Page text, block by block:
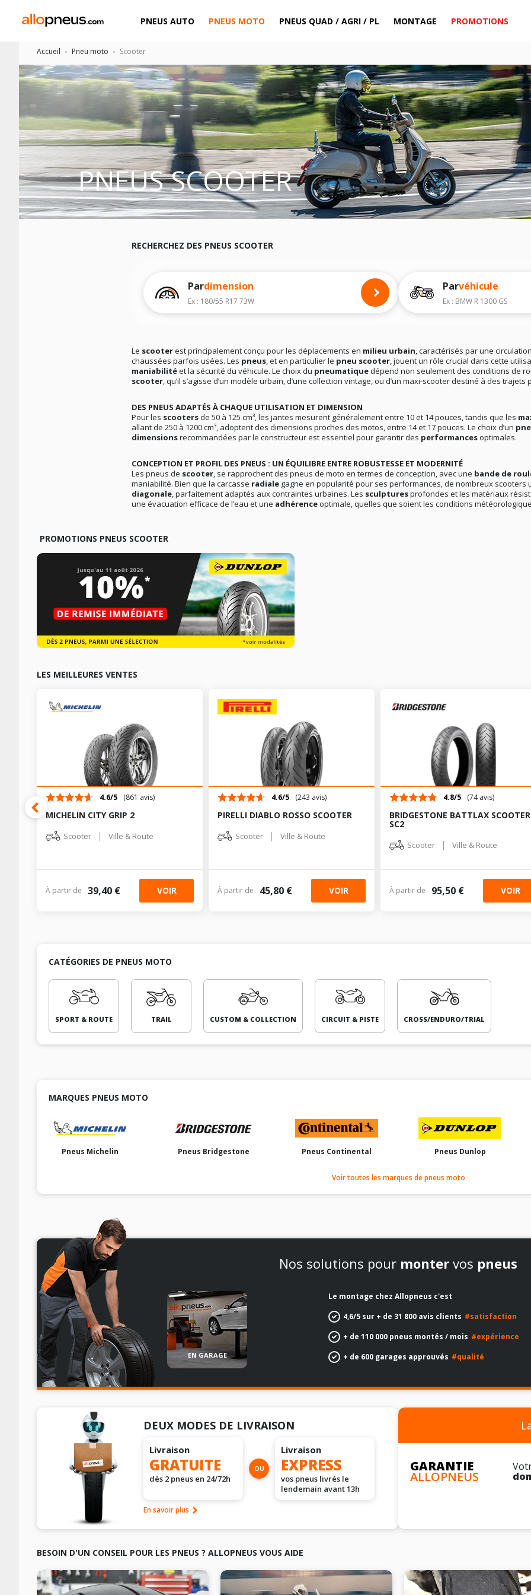
PNEUS AUTO PNEUS MOTO PNEUS QUAD / AGRI / PL MONTAGE PROMOTIONS
Accueil Pneu moto Scooter
PNEUS SCOOTER
RECHERCHEZ DES PNEUS SCOOTER
Pardimension
Ex : 180/55 R17 73W
Parvéhicule
Ex : BMW R 1300 GS
Le scooterest principalement conçu pour les déplacements en milieu urbain, caractérisés par une
chaussées parfois usées. Les pneus, et en particulier le pneu scooter, jouent un rôle crucial dans cette
maniabilitéet la sécurité du véhicule. Le choix du pneumatiquedépend non seulement des conditions de
scooter, qu’il s’agisse d’un modèle urbain, d’une collection vintage, ou d’un maxi-scooter destiné à des trajets
DES PNEUS ADAPTÉS À CHAQUE UTILISATION ET DIMENSION
Pour les scootersde 50 à 125 cm³, les jantes mesurent généralement entre 10 et 14 pouces, tandis que les
allant de 250 à 1200 cm³, adoptent des dimensions proches des motos, entre 14 et 17 pouces. Le choix d’un
dimensionsrecommandées par le constructeur est essentiel pour garantir des performancesoptimales.
CONCEPTION ET PROFIL DES PNEUS : UN ÉQUILIBRE ENTRE ROBUSTESSE ET MODERNITÉ
Les pneus de scooter, se rapprochent des pneus de moto en termes de conception, avec une bande de
maniabilité. Bien que la carcasse radiale gagne en popularité pour ses performances, de nombreux scooters
diagonale, parfaitement adaptés aux contraintes urbaines. Les sculpturesprofondes et les matériaux
une évacuation efficace de l’eau et une adhérenceoptimale, quelles que soient les conditions
PROMOTIONS PNEUS SCOOTER
LES MEILLEURES VENTES
4.6/5 (861 avis)
MICHELIN CITY GRIP 2
Scooter | Ville & Route
À partir de 39,40 € VOIR
4.6/5 (243 avis)
PIRELLI DIABLO ROSSO SCOOTER
Scooter | Ville & Route
À partir de 45,80 € VOIR
4.8/5 (74 avis)
BRIDGESTONE BATTLAX SCOOTER
SC2
Scooter | Ville & Route
À partir de 95,50 € VOIR
CATÉGORIES DE PNEUS MOTO
SPORT & ROUTE TRAIL CUSTOM & COLLECTION CIRCUIT & PISTE CROSS/ENDURO/TRIAL
MARQUES PNEUS MOTO
Pneus Michelin Pneus Bridgestone Pneus Continental Pneus Dunlop
Voir toutes les marques de pneus moto
Nos solutions pour monter vos pneus
EN GARAGE
Le montage chez Allopneus c'est
4,6/5 sur + de 31 800 avis clients #satisfaction
+ de 110 000 pneus montés / mois #expérience
+ de 600 garages approuvés #qualité
DEUX MODES DE LIVRAISON
Livraison
GRATUITE
dès 2 pneus en 24/72h
OU
Livraison
EXPRESS
vos pneus livrés le
lendemain avant 13h
En savoir plus
GARANTIE
ALLOPNEUS
BESOIN D'UN CONSEIL POUR LES PNEUS ? ALLOPNEUS VOUS AIDE